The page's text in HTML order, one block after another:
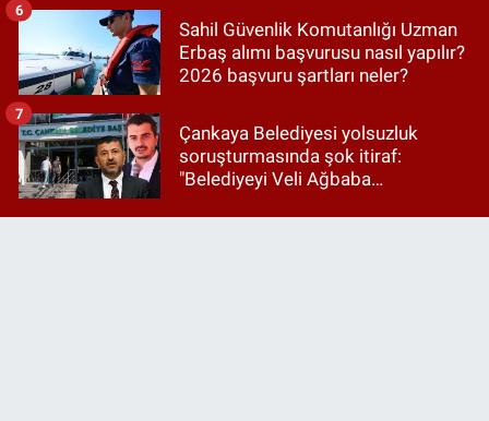
Sahil Güvenlik Komutanlığı Uzman
Erbaş alımı başvurusu nasıl yapılır?
2026 başvuru şartları neler?
6
Çankaya Belediyesi yolsuzluk
soruşturmasında şok itiraf:
"Belediyeyi Veli Ağbaba
7